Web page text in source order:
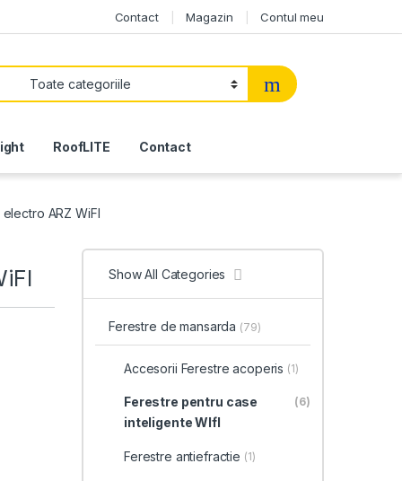
Contact Magazin Contul meu
RoofLITE Contact
ARZ WiFI
de prețuri: 432,00 €
Show All Categories
Ferestre de mansarda (79)
Accesorii Ferestre acoperis (1)
Ferestre pentru case
inteligente WIfI
(6)
Ferestre antiefractie (1)